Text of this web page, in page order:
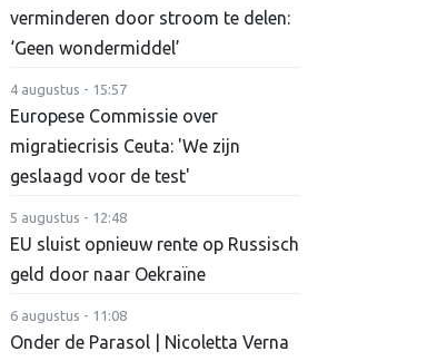
verminderen door stroom te delen:
‘Geen wondermiddel’
4 augustus - 15:57
Europese Commissie over
migratiecrisis Ceuta: 'We zijn
geslaagd voor de test'
5 augustus - 12:48
EU sluist opnieuw rente op Russisch
geld door naar Oekraïne
6 augustus - 11:08
Onder de Parasol | Nicoletta Verna